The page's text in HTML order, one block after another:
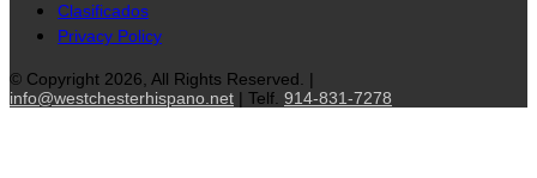
Clasificados
Privacy Policy
© Copyright 2026, All Rights Reserved. |
info@westchesterhispano.net | Telf. 914-831-7278